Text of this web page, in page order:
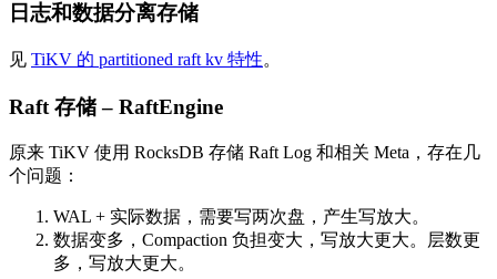
日志和数据分离存储
见 TiKV 的 partitioned raft kv 特性。
Raft 存储 – RaftEngine
原来 TiKV 使用 RocksDB 存储 Raft Log 和相关 Meta，存在几
个问题：
WAL + 实际数据，需要写两次盘，产生写放大。
数据变多，Compaction 负担变大，写放大更大。层数更
多，写放大更大。